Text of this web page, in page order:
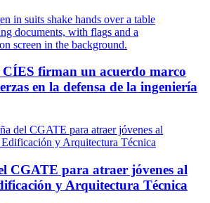
CÍES firman un acuerdo marco
en la defensa de la ingeniería
CGATE para atraer jóvenes al
y Arquitectura Técnica